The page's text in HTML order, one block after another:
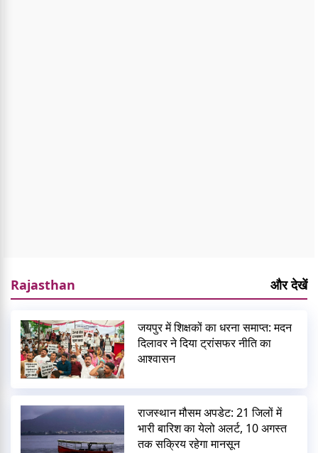
Rajasthan और देखें
जयपुर में शिक्षकों का धरना समाप्त: मदन
दिलावर ने दिया ट्रांसफर नीति का
आश्वासन
राजस्थान मौसम अपडेट: 21 जिलों में
भारी बारिश का येलो अलर्ट, 10 अगस्त
तक सक्रिय रहेगा मानसून